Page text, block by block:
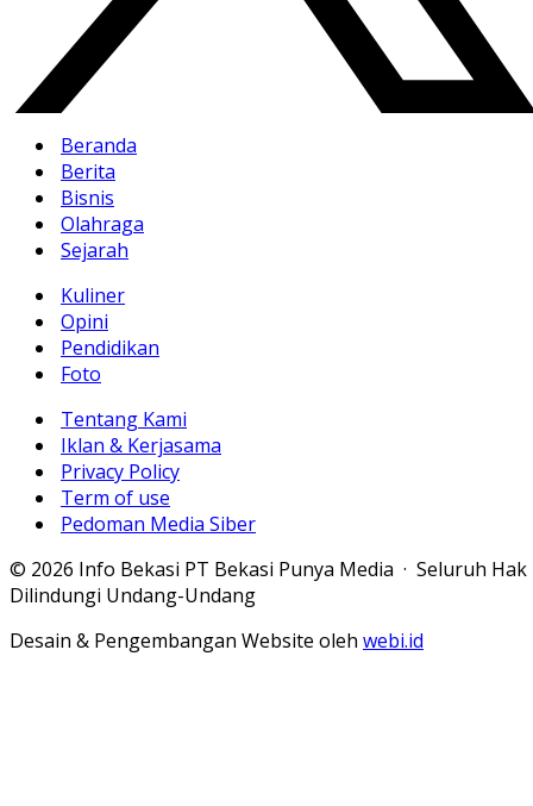
Beranda
Berita
Bisnis
Olahraga
Sejarah
Kuliner
Opini
Pendidikan
Foto
Tentang Kami
Iklan & Kerjasama
Privacy Policy
Term of use
Pedoman Media Siber
© 2026 Info Bekasi PT Bekasi Punya Media · Seluruh Hak
Dilindungi Undang-Undang
Desain & Pengembangan Website oleh webi.id